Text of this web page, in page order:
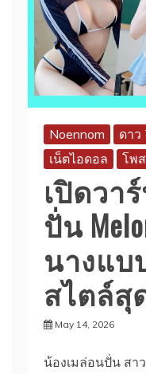
Noennom ดาว
เน็ตไอดอล
โพ
เปิดวา
ปั่น
นางแบ
สไตล์สุ
May 14, 2026
น้องเมล่อนปั่น สา